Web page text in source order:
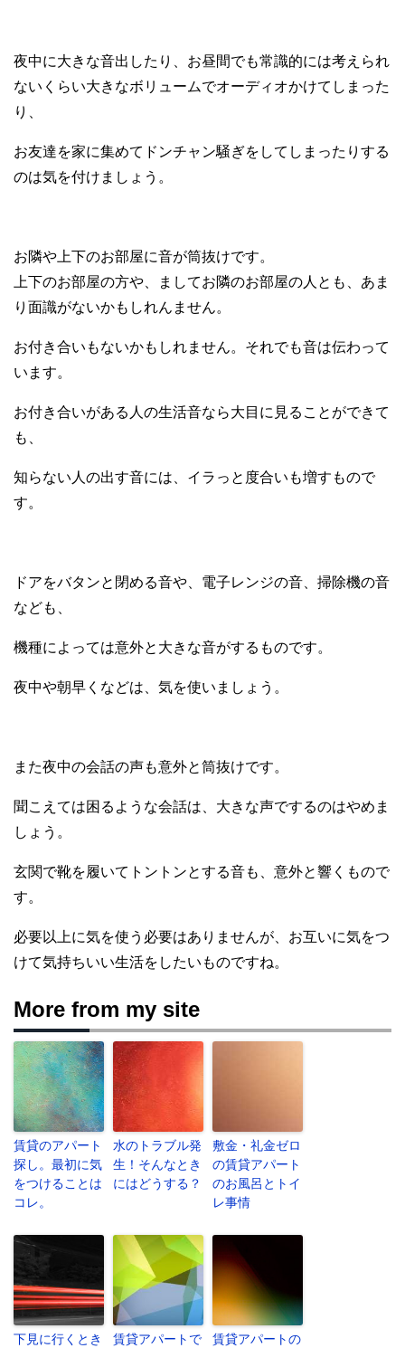
夜中に大きな音出したり、お昼間でも常識的には考えられ
ないくらい大きなボリュームでオーディオかけてしまった
り、
お友達を家に集めてドンチャン騒ぎをしてしまったりする
のは気を付けましょう。
お隣や上下のお部屋に音が筒抜けです。
上下のお部屋の方や、ましてお隣のお部屋の人とも、 あま
り面識がないかもしれんません。
お付き合いもないかもしれません。 それでも音は伝わって
います。
お付き合いがある人の生活音なら大目に見ることができて
も、
知らない人の出す音には、イラっと度合いも増すもので
す。
ドアをバタンと閉める音や、電子レンジの音、掃除機の音
なども、
機種によっては意外と大きな音がするものです。
夜中や朝早くなどは、気を使いましょう。
また夜中の会話の声も意外と筒抜けです。
聞こえては困るような会話は、大きな声でするのはやめま
しょう。
玄関で靴を履いてトントンとする音も、意外と響くもので
す。
必要以上に気を使う必要はありませんが、 お互いに気をつ
けて気持ちいい生活をしたいものですね。
More from my site
賃貸のアパート
探し。最初に気
をつけることは
コレ。
水のトラブル発
生！そんなとき
にはどうする？
敷金・礼金ゼロ
の賃貸アパート
のお風呂とトイ
レ事情
下見に行くとき
賃貸アパートで
賃貸アパートの